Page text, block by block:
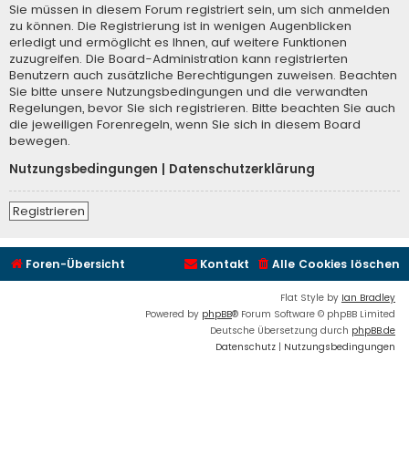
Sie müssen in diesem Forum registriert sein, um sich anmelden
zu können. Die Registrierung ist in wenigen Augenblicken
erledigt und ermöglicht es Ihnen, auf weitere Funktionen
zuzugreifen. Die Board-Administration kann registrierten
Benutzern auch zusätzliche Berechtigungen zuweisen. Beachten
Sie bitte unsere Nutzungsbedingungen und die verwandten
Regelungen, bevor Sie sich registrieren. Bitte beachten Sie auch
die jeweiligen Forenregeln, wenn Sie sich in diesem Board
bewegen.
Nutzungsbedingungen
Datenschutzerklärung
Registrieren
Foren-Übersicht Alle Cookies löschen
Kontakt
Flat Style by Ian Bradley
Powered by phpBB® Forum Software © phpBB Limited
Deutsche Übersetzung durch phpBB.de
Datenschutz | Nutzungsbedingungen